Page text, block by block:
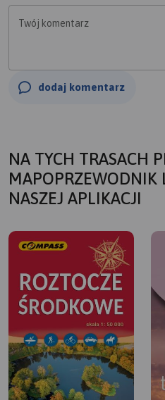
Twój komentarz
dodaj komentarz
NA TYCH TRASACH
MAPOPRZEWODNIK
NASZEJ APLIKACJI